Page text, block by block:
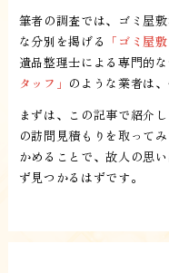
筆者の調査では、ゴミ屋
な分別を掲げる 「ゴミ屋
遺品整理士による専門的
タッフ」 のような業者は
まずは、この記事で紹介
の訪問見積もりを取って
かめることで、故人の思
ず見つかるはずです。